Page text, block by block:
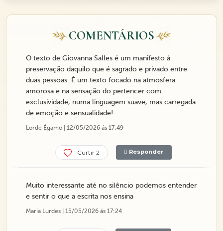
COMENTÁRIOS
O texto de Giovanna Salles é um manifesto à
preservação daquilo que é sagrado e privado entre
duas pessoas. É um texto focado na atmosfera
amorosa e na sensação do pertencer com
exclusividade, numa linguagem suave, mas carregada
de emoção e sensualidade!
Lorde Égamo | 12/05/2026 ás 17:49
Curtir 2 Responder
Muito interessante até no silêncio podemos entender
e sentir o que a escrita nos ensina
Maria Lurdes | 15/05/2026 ás 17:24